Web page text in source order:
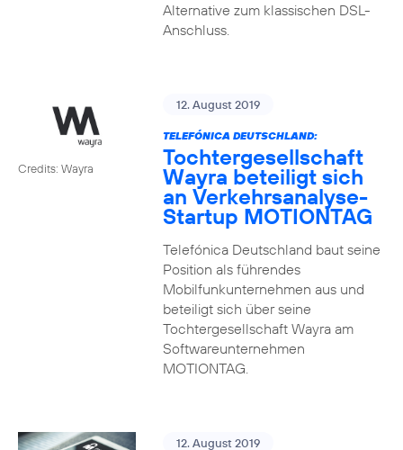
Alternative zum klassischen DSL-
Anschluss.
Credits: Wayra
12. August 2019
TELEFÓNICA DEUTSCHLAND:
Tochtergesellschaft
Wayra beteiligt sich
an Verkehrsanalyse-
Startup MOTIONTAG
Telefónica Deutschland baut seine
Position als führendes
Mobilfunkunternehmen aus und
beteiligt sich über seine
Tochtergesellschaft Wayra am
Softwareunternehmen
MOTIONTAG.
12. August 2019